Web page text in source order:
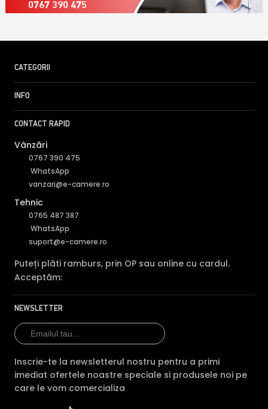
0767 390 475
CATEGORII
INFO
CONTACT RAPID
Vânzări
0767 390 475
WhatsApp
vanzari@e-camere.ro
Tehnic
0765 487 387
WhatsApp
suport@e-camere.ro
Puteți plăti ramburs, prin OP sau online cu cardul.
Acceptăm:
NEWSLETTER
Inscrie-te la newsletterul nostru pentru a primi
imediat ofertele noastre speciale si produsele noi pe
care le vom comercializa